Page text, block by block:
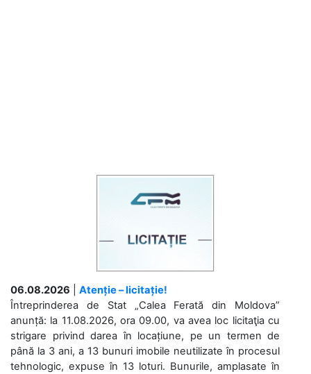
06.08.2026
Atenție – licitație!
Întreprinderea de Stat „Calea Ferată din Moldova”
anunță: la 11.08.2026, ora 09.00, va avea loc licitaţia cu
strigare privind darea în locațiune, pe un termen de
până la 3 ani, a 13 bunuri imobile neutilizate în procesul
tehnologic, expuse în 13 loturi. Bunurile, amplasate în